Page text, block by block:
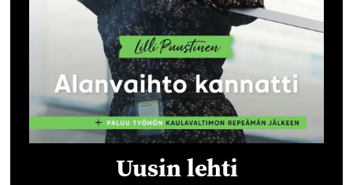
Uusin lehti